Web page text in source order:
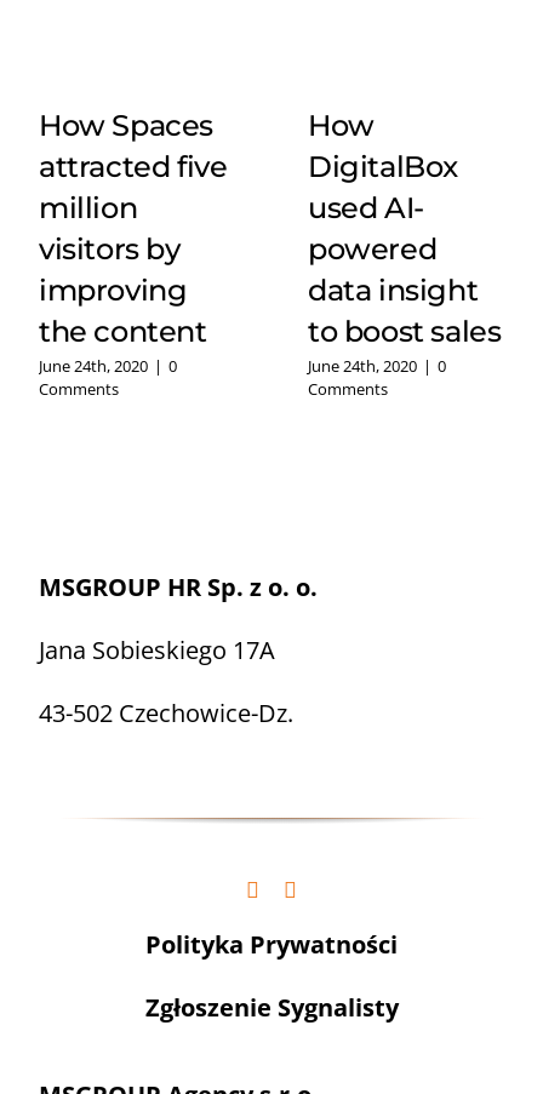
How Spaces
attracted five
million
visitors by
improving
the content
June 24th, 2020 | 0
Comments
How
DigitalBox
used AI-
powered
data insight
to boost sales
June 24th, 2020 | 0
Comments
MSGROUP HR Sp. z o. o.
Jana Sobieskiego 17A
43-502 Czechowice-Dz.
Polityka Prywatności
Zgłoszenie Sygnalisty